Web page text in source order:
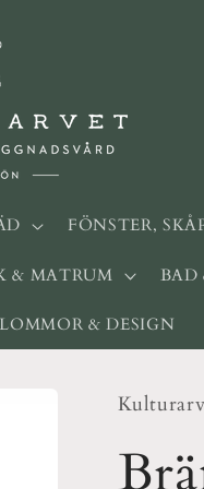
FÖNSTER,
& MATRUM BAD
& DESIGN